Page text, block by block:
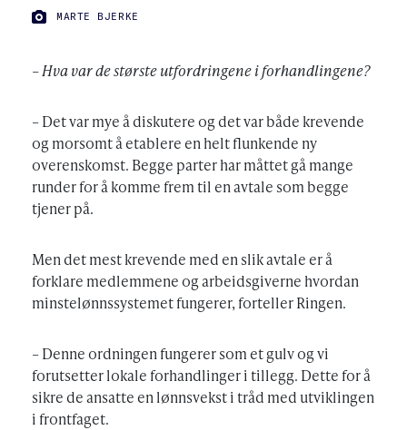
FOTO:
MARTE BJERKE
– Hva var de største utfordringene i forhandlingene?
– Det var mye å diskutere og det var både krevende
og morsomt å etablere en helt flunkende ny
overenskomst. Begge parter har måttet gå mange
runder for å komme frem til en avtale som begge
tjener på.
Men det mest krevende med en slik avtale er å
forklare medlemmene og arbeidsgiverne hvordan
minstelønnssystemet fungerer, forteller Ringen.
– Denne ordningen fungerer som et gulv og vi
forutsetter lokale forhandlinger i tillegg. Dette for å
sikre de ansatte en lønnsvekst i tråd med utviklingen
i frontfaget.